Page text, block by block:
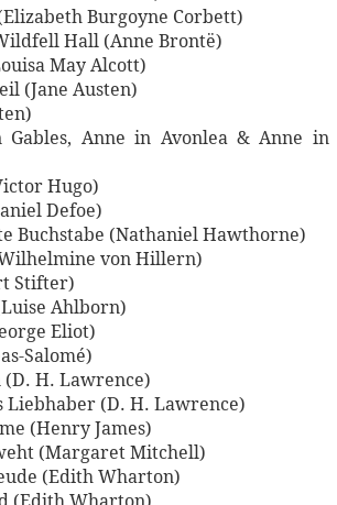
Burgoyne Corbett)
Hall (Anne Brontë)
May Alcott)
(Jane Austen)
Gables, Anne in Avonlea & Anne
Hugo)
Defoe)
Buchstabe (Nathaniel Hawthorne)
von Hillern)
Stifter)
Ahlborn)
Eliot)
Salomé)
(D. H. Lawrence)
Liebhaber (D. H. Lawrence)
(Henry James)
(Margaret Mitchell)
(Edith Wharton)